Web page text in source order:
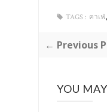
TAGS : คาเฟ่,
← Previous
YOU